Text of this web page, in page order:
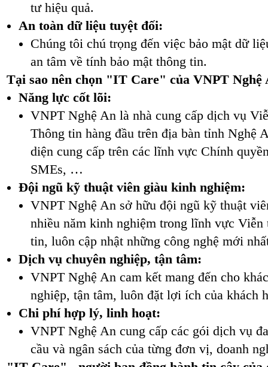
tư hiệu quả.
An toàn dữ liệu tuyệt đối:
Chúng tôi chú trọng đến việc bảo mật dữ
an tâm về tính bảo mật thông tin.
Tại sao nên chọn "IT Care" của VNPT Nghệ
Năng lực cốt lõi:
VNPT Nghệ An là nhà cung cấp dịch vụ
Thông tin hàng đầu trên địa bàn tỉnh Nghệ
diện cung cấp trên các lĩnh vực Chính
SMEs, …
Đội ngũ kỹ thuật viên giàu kinh nghiệm:
VNPT Nghệ An sở hữu đội ngũ kỹ thuật
nhiều năm kinh nghiệm trong lĩnh vực Viễn
tin, luôn cập nhật những công nghệ mới
Dịch vụ chuyên nghiệp, tận tâm:
VNPT Nghệ An cam kết mang đến cho
nghiệp, tận tâm, luôn đặt lợi ích của khách
Chi phí hợp lý, linh hoạt:
VNPT Nghệ An cung cấp các gói dịch vụ
cầu và ngân sách của từng đơn vị, doanh